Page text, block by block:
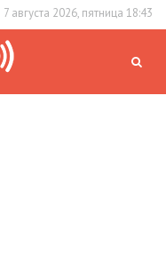
7 августа 2026, пятница 18:43